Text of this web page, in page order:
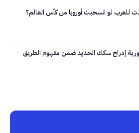
للعرب لو انسحبت أوروبا من كأس العالم؟
إدراج سكك الحديد ضمن مفهوم الطريق